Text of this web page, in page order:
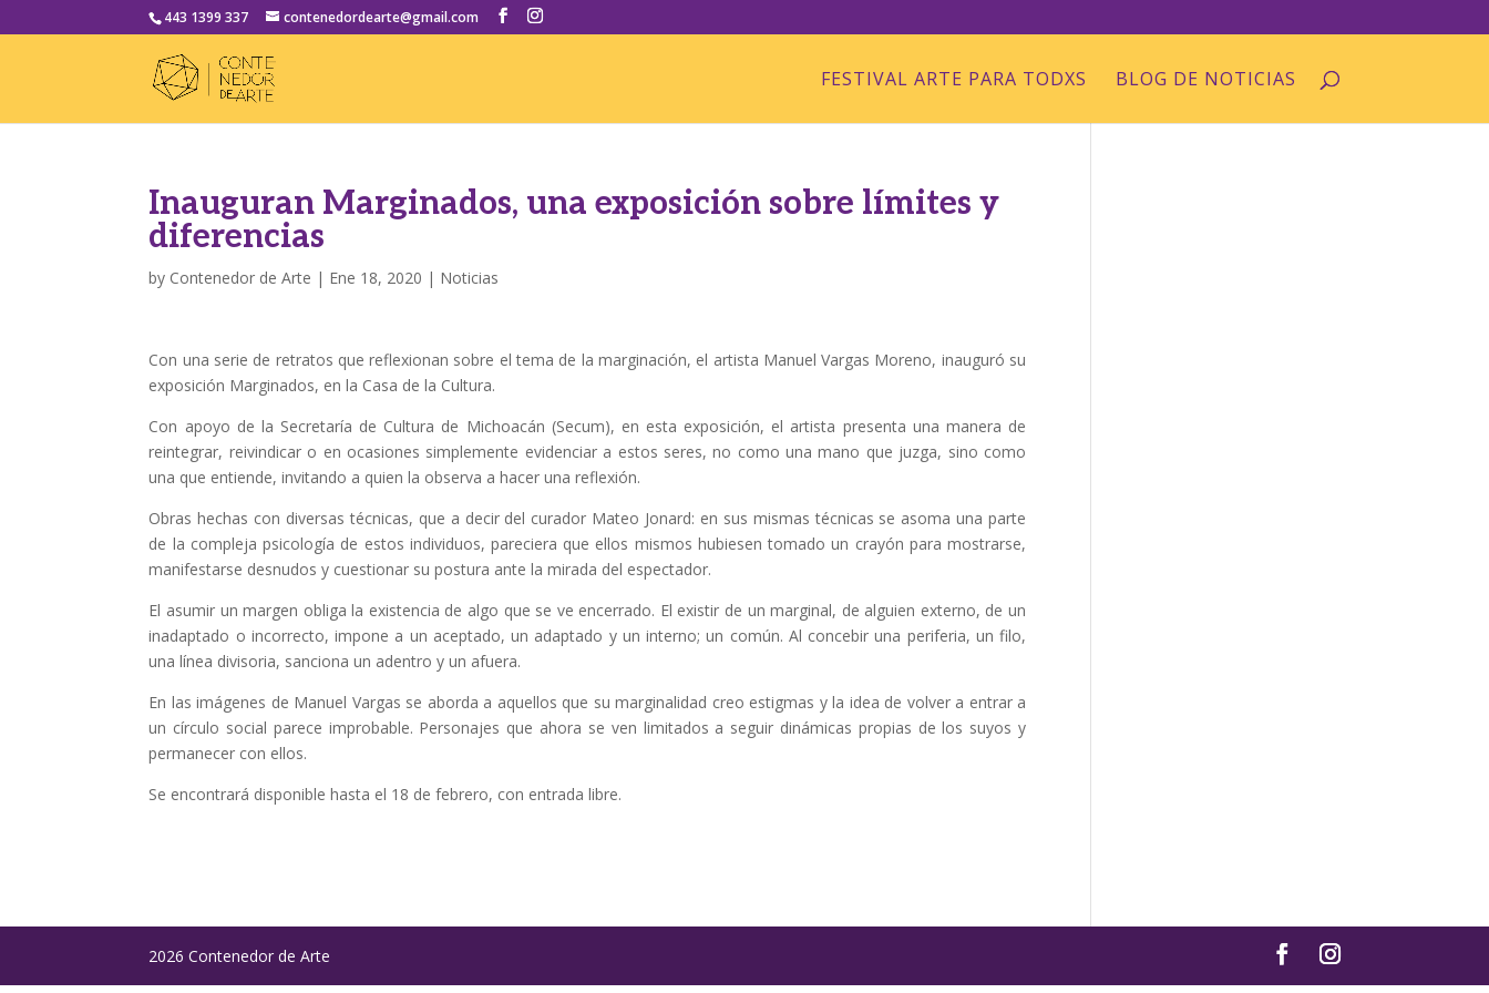
443 1399 337 contenedordearte@gmail.com
FESTIVAL ARTE PARA TODXS BLOG DE NOTICIAS
Inauguran Marginados, una exposición sobre límites y
diferencias
by Contenedor de Arte | Ene 18, 2020 | Noticias
Con una serie de retratos que reflexionan sobre el tema de la marginación, el artista Manuel Vargas Moreno, inauguró su
exposición Marginados, en la Casa de la Cultura.
Con apoyo de la Secretaría de Cultura de Michoacán (Secum), en esta exposición, el artista presenta una manera de
reintegrar, reivindicar o en ocasiones simplemente evidenciar a estos seres, no como una mano que juzga, sino como
una que entiende, invitando a quien la observa a hacer una reflexión.
Obras hechas con diversas técnicas, que a decir del curador Mateo Jonard: en sus mismas técnicas se asoma una parte
de la compleja psicología de estos individuos, pareciera que ellos mismos hubiesen tomado un crayón para mostrarse,
manifestarse desnudos y cuestionar su postura ante la mirada del espectador.
El asumir un margen obliga la existencia de algo que se ve encerrado. El existir de un marginal, de alguien externo, de un
inadaptado o incorrecto, impone a un aceptado, un adaptado y un interno; un común. Al concebir una periferia, un filo,
una línea divisoria, sanciona un adentro y un afuera.
En las imágenes de Manuel Vargas se aborda a aquellos que su marginalidad creo estigmas y la idea de volver a entrar a
un círculo social parece improbable. Personajes que ahora se ven limitados a seguir dinámicas propias de los suyos y
permanecer con ellos.
Se encontrará disponible hasta el 18 de febrero, con entrada libre.
2026 Contenedor de Arte